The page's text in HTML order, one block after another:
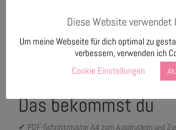
ausführliche Anleitung begleitet dich Schritt für
Das bekommst du
✔ PDF-Schnittmuster A4 zum Ausdrucken und
Diese Website verwendet
Um meine Webseite für dich optimal zu
verbessern, verwenden ich
Cookie Einstellungen